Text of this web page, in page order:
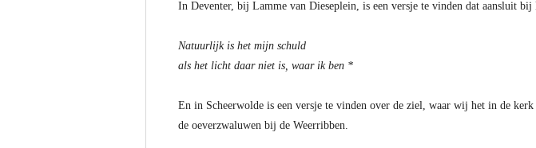
In Deventer, bij Lamme van Dieseplein, is een versje te vinden dat aansluit bij
Natuurlijk is het mijn schuld
als het licht daar niet is, waar ik ben *
En in Scheerwolde is een versje te vinden over de ziel, waar wij het in de
de oeverzwaluwen bij de Weerribben.